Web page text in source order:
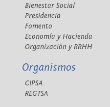
Bienestar Social
Presidencia
Fomento
Economía y Hacienda
Organización y RRHH
Organismos
CIPSA
REGTSA